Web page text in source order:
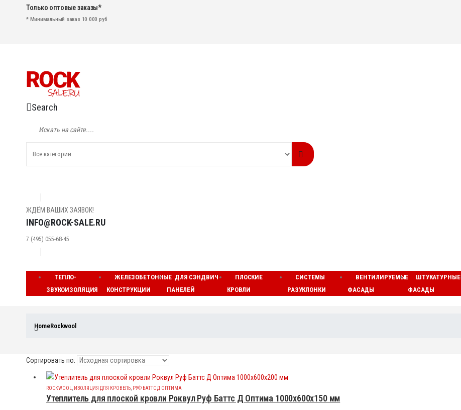
Только оптовые заказы*
* Минимальный заказ 10 000 руб
Search
ЖДЁМ ВАШИХ ЗАЯВОК!
INFO@ROCK-SALE.RU
7 (495) 055-68-45
ТЕПЛО-
ЗВУКОИЗОЛЯЦИЯ
ЖЕЛЕЗОБЕТОННЫЕ
КОНСТРУКЦИИ
ДЛЯ СЭНДВИЧ
ПАНЕЛЕЙ
ПЛОСКИЕ
КРОВЛИ
СИСТЕМЫ
РАЗУКЛОНКИ
ВЕНТИЛИРУЕМЫЕ
ФАСАДЫ
ШТУКАТУРНЫЕ
ФАСАДЫ
HomeRockwool
Сортировать по:
ROCKWOOL ИЗОЛЯЦИЯ ДЛЯ КРОВЕЛЬ РУФ БАТТС Д ОПТИМА
Утеплитель для плоской кровли Роквул Руф Баттс Д Оптима 1000x600x150 мм